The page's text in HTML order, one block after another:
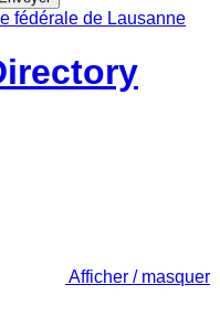
Afficher / masquer